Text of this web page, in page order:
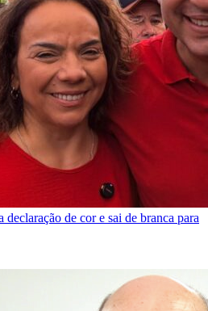
declaração de cor e sai de branca para